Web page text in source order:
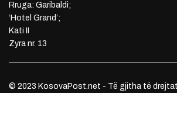
Rruga: Garibaldi;
‘Hotel Grand’;
Kati II
Zyra nr. 13
© 2023 KosovaPost.net - Të gjitha të drejtat